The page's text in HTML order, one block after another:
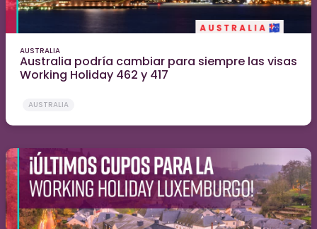
AUSTRALIA
Australia podría cambiar para siempre las visas
Working Holiday 462 y 417
AUSTRALIA